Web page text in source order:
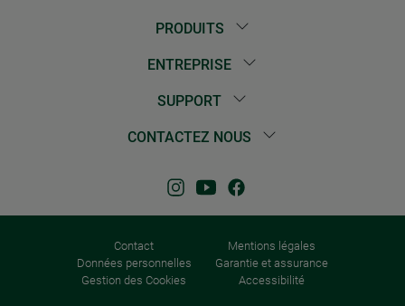
PRODUITS
ENTREPRISE
SUPPORT
CONTACTEZ NOUS
Contact
Mentions légales
Données personnelles
Garantie et assurance
Gestion des Cookies
Accessibilité